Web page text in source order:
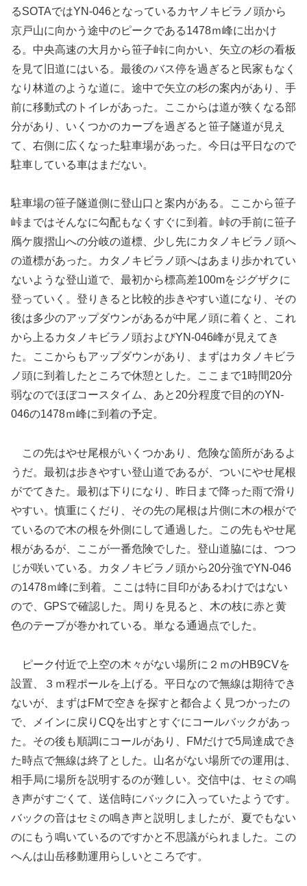
るSOTAではYN-046となっているカヤノキビラノ頭から
京戸山に向かう途中のピークである1478ｍ峰に出かけ
る。中央高速の大月から笹子峠に向かい、矢立の杉の看板
を見て旧道にはいる。最後のバス停を過ぎると民家もなく
なり林道のような道に。途中で矢立の杉の案内があり、手
前に移動式のトイレがあった。ここからは道が狭くなる部
分があり、いくつかのカーブを過ぎると笹子隧道が見え
て、右側に広くなった駐車場があった。今日は平日なので
駐車している車はまだない。
駐車場の笹子隧道側に登山口と案内がある。ここから笹子
峠まではそんなに勾配もなくすぐに到着。峠の手前に笹子
鴈ケ腹摺山への分岐の道標、少し先にカタノキビラノ頭へ
の道標があった。カタノキビラノ頭へはあまり歩かれてい
ないような登山道で、最初から標高差100mをジグザクに
登っていく。登りきると比較的歩きやすい道になり、その
後は多少のアップダウンがあるが中尾ノ頭に着くと、これ
から上るカタノキビラノ頭およびYN-046峰が見えてき
た。ここからもアップダウンがあり、まずはカタノキビラ
ノ頭に到着したところで休憩とした。ここまで1時間20分
弱なのでほぼコースタイム、あと20分程度で目的のYN-
046の1478ｍ峰に到着の予定。
この先はやせ尾根がいくつかあり、危険な箇所があるよ
うだ。最初は歩きやすい登山道であるが、ついにやせ尾根
がでてきた。最初は下りになり、昨日まで降った雨で滑り
やすい。慎重にくだり、その先の尾根は片側に木の根がで
ているので木の根を外側にして通過した。この先もやせ尾
根があるが、ここが一番危険でした。登山道脇には、つつ
じが咲いている。カタノキビラノ頭から20分強でYN-046
の1478ｍ峰に到着。ここは特に目印があるわけではない
ので、GPSで確認した。周りを見ると、木の枝に赤と黄
色のテープが巻かれている。単なる通過点でした。
ピーク付近で上空の木々がない場所に２ｍのHB9CVを
設置、３ｍ程ポールを上げる。平日なので無線は期待でき
ないが、まずはFMで空きを探すと都合よく見つかったの
で、メインに戻りCQを出すとすぐにコールバックがあっ
た。その後も順調にコールがあり、FMだけで5局達成でき
た時点で無線は終了とした。山名がない場所での運用は、
相手局に場所を説明するのが難しい。交信中は、セミの鳴
き声がすごくて、送信時にバックに入っていたようです。
バックの音はセミの鳴き声と説明しましたが、夏でもない
のにもう鳴いているのですかと不思議がられました。この
へんは山岳移動運用らしいところです。